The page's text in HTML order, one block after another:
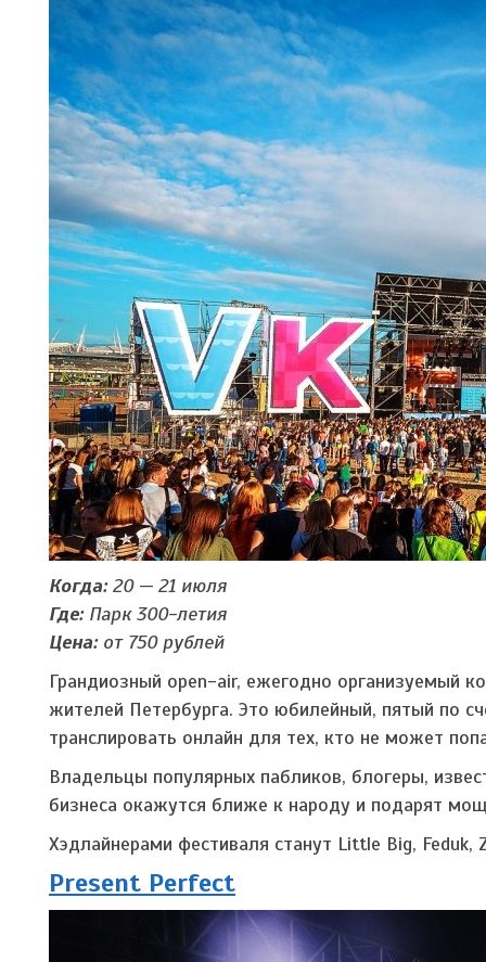
Когда:20 — 21 июля
Где:Парк 300-летия
Цена:от 750 рублей
Грандиозный open-air, ежегодно организуемый
жителей Петербурга. Это юбилейный, пятый по
транслировать онлайн для тех, кто не может
Владельцы популярных пабликов, блогеры,
бизнеса окажутся ближе к народу и подарят
Хэдлайнерами фестиваля станут Little Big,
Present Perfect